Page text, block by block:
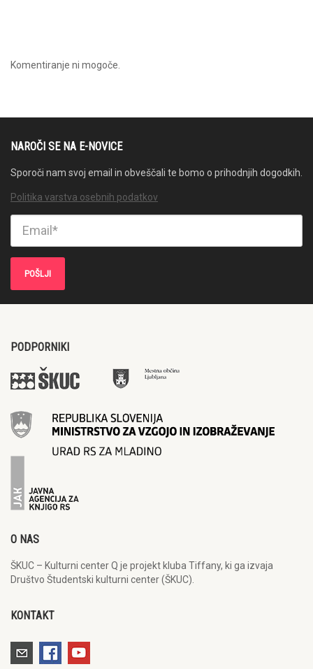
Komentiranje ni mogoče.
NAROČI SE NA E-NOVICE
Sporoči nam svoj email in obveščali te bomo o prihodnjih dogodkih.
Politika varstva osebnih podatkov
PODPORNIKI
O NAS
ŠKUC – Kulturni center Q je projekt kluba Tiffany, ki ga izvaja
Društvo Študentski kulturni center (ŠKUC).
KONTAKT